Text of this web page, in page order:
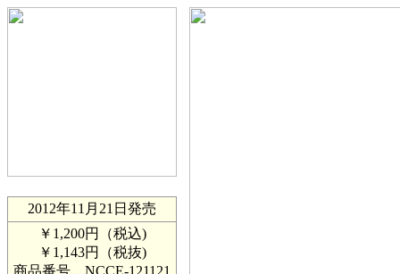
2012年11月21日発売
￥1,200円（税込)
￥1,143円（税抜)